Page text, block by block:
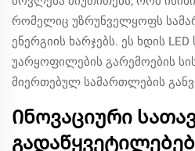
რომელიც უზრუნველყოფს
ენერგიის ხარჯებს. ეს ხდის LED
უარყოფილების გარემოების
მიერთებულ სამართლების
Ინოვაციური